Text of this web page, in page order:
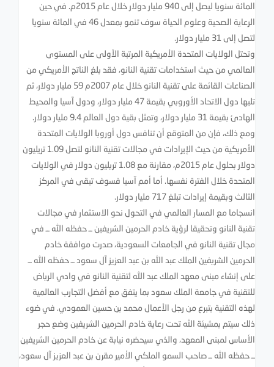
المائة سنويا ليصل إلى 940 مليار دولار خلال عام 2015م. في حين
الرعاية الصحية وعلوم الحياة سوف تنمو بمعدل 46 في المائة سنويا
لتصل إلى 31 مليار دولار.
وتحتل الولايات المتحدة الأمريكية المرتبة الأولى على المستوى
العالمي من حيث استخدامات تقنية النانو، فقد بلغ الناتج الأمريكي من
الصناعات القائمة على تقنية النانو خلال عام 2007م 59 مليار دولار، ثم
تليها دول الاتحاد الأوروبي بقيمة 47 مليار دولار، ودول آسيا والمحيط
الهادئ بقيمة 31 مليار دولار، وتمثل بقية دول العالم 9.4 مليار دولار.
ومع ذلك، فإن من المتوقع أن تنافس دول أوروبا الولايات المتحدة
الأمريكية من حيث الإيرادات في مجالات تقنية النانو لتصل 1.09 تريليون
دولار بحلول عام 2015م، مقارنة مع 1.08 تريليون دولار في الولايات
المتحدة خلال الفترة نفسها. أما أمم آسيا فسوف تبقى في المركز
الثالث وبقيمة إيرادات تبلغ 717 مليار دولار.
انسجاما مع المسار العالمي في التحول نحو الاستثمار في مجالات
تقنية النانو وتحقيقا لرؤية خادم الحرمين الشريفين ــ حفظه الله ــ في
مجال تقنية النانو في الجامعات السعودية، صدرت موافقة خادم
الحرمين الشريفين الملك عبد الله بن عبد العزيز آل سعود ــ حفظه الله ــ
على إنشاء مبنى معهد الملك عبد الله لتقنية النانو في وادي الرياض
للتقنية في جامعة الملك سعود بما يتفق مع أفضل التجارب العالمية
لهذه التقنية بتبرع من رجل الأعمال محمد بن حسين العمودي. في ضوء
ذلك سيتم بمشيئة الله تحت رعاية خادم الحرمين الشريفين وضع حجر
الأساس لمبنى المعهد، والذي سيحضره نيابة عن خادم الحرمين الشريفين
ــ حفظه الله ــ صاحب السمو الملكي الأمير مقرن بن عبد العزيز آل سعود،